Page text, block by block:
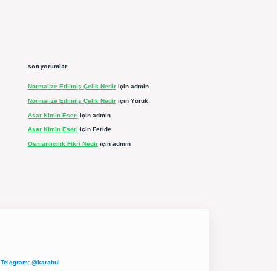
Son yorumlar
Normalize Edilmiş Çelik Nediriçin admin
Normalize Edilmiş Çelik Nediriçin Yörük
Asar Kimin Eseri için admin
Asar Kimin Eseri için Feride
Osmanlıcılık Fikri Nediriçin admin
Telegram: @karabul